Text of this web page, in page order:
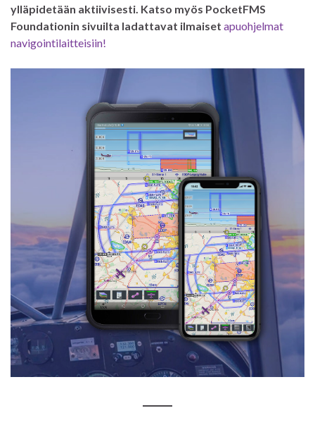
ylläpidetään aktiivisesti. Katso myös PocketFMS
Foundationin sivuilta ladattavat ilmaiset apuohjelmat
navigointilaitteisiin!